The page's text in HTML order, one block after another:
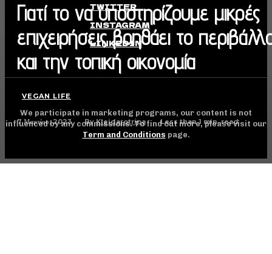
Γιατί το να υποστηρίζουμε μικρές
επιχειρήσεις βοηθάει το
και την τοπική οικονομία
VEGAN LIFE
7 Μαρτίου, 2023 By Kleidarotripa Less than 1 min. read
TWITTER
INSTAGRAM
LINKEDIN
We participate in marketing programs, our content is not
influenced by any commissions. To find out more, please visit our
Term and Conditions page.